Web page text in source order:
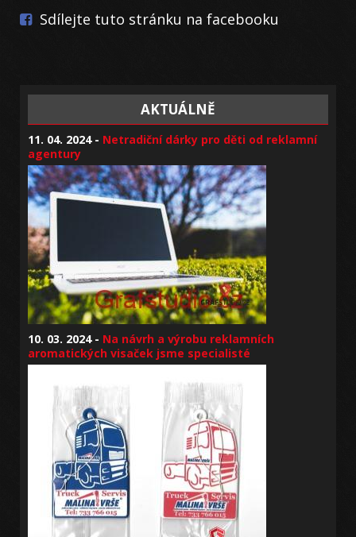
Sdílejte tuto stránku na facebooku
AKTUÁLNĚ
11. 04. 2024 - Netradiční dárky pro děti od reklamní
agentury
10. 03. 2024 - Na návrh a výrobu reklamních
aromatických visaček jsme specialisté